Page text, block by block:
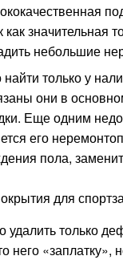
как значительная
небольшие
только у
они в
Еще одним
его
пола,
удалить только
него «заплатку»,